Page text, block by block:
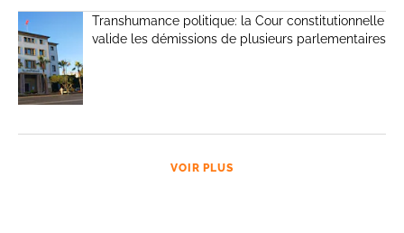
Transhumance politique: la Cour constitutionnelle
valide les démissions de plusieurs parlementaires
VOIR PLUS